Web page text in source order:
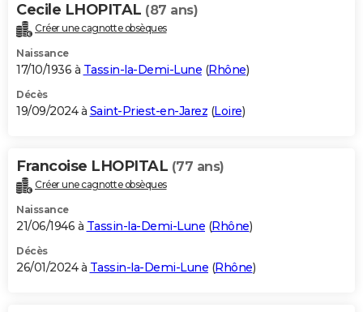
Cecile LHOPITAL (87 ans)
Créer une cagnotte obsèques
Naissance
17/10/1936 à Tassin-la-Demi-Lune (Rhône)
Décès
19/09/2024 à Saint-Priest-en-Jarez (Loire)
Francoise LHOPITAL (77 ans)
Créer une cagnotte obsèques
Naissance
21/06/1946 à Tassin-la-Demi-Lune (Rhône)
Décès
26/01/2024 à Tassin-la-Demi-Lune (Rhône)